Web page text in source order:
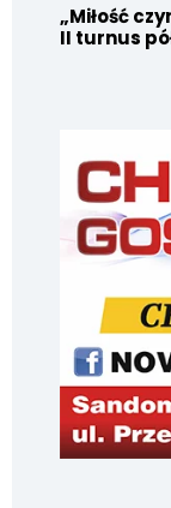
„Miłość
II turnus